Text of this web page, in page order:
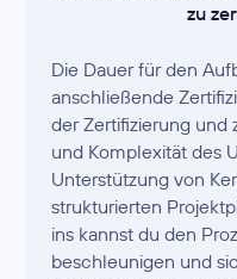
zu
Die Dauer für den
anschließende
der Zertifizierung und
und Komplexität des
Unterstützung von
strukturierten
ins kannst du den
beschleunigen und